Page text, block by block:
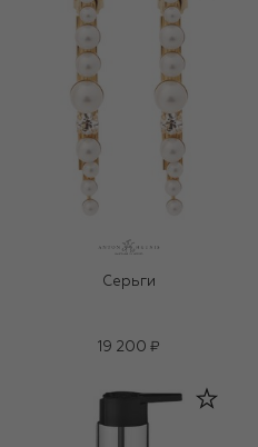
Серьги
19 200 ₽